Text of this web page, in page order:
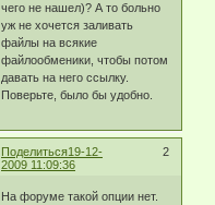
чего не нашел)? А то больно
уж не хочется заливать
файлы на всякие
файлообменики, чтобы потом
давать на него ссылку.
Поверьте, было бы удобно.
Поделиться 2
19-12-
2009 11:09:36
На форуме такой опции нет.